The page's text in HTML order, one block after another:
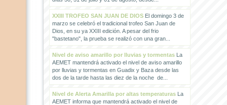
XXIII TROFEO SAN JUAN DE DIOSEl domingo 3 de
marzo se celebró el tradicional trofeo San Juan de
Dios, en su ya XXIII edición. A pesar del frio
"bastetano", la prueba se realizó con una gran...
Nivel de aviso amarillo por lluvias y tormentasLa
AEMET mantendrá activado el nivel de aviso amarillo
por lluvias y tormentas en Guadix y Baza desde las
dos de la tarde hasta las diez de la noche de...
Nivel de Alerta Amarilla por altas temperaturasLa
AEMET informa que mantendrá activado el nivel de